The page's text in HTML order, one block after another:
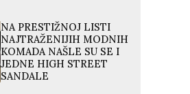
NA PRESTIŽNOJ LISTI
NAJTRAŽENIJIH MODNIH
KOMADA NAŠLE SU SE I
JEDNE HIGH STREET
SANDALE